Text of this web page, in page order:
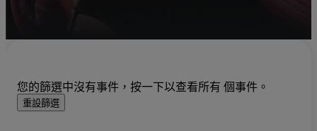
您的篩選中沒有事件，按一下以查看所有 個事件。
重設篩選